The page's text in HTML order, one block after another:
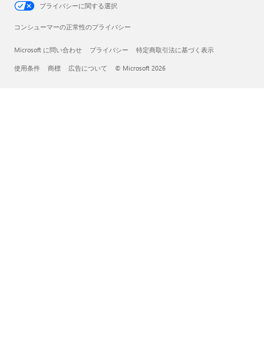
プライバシーに関する選択
コンシューマーの正常性のプライバシー
Microsoft に問い合わせ プライバシー 特定商取引法に基づく表示
使用条件 商標 広告について © Microsoft 2026